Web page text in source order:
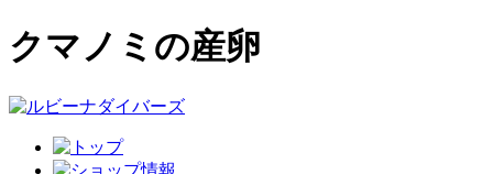
クマノミの産卵